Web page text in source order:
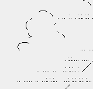
｀ヽ
, ⌒ヽ . .. :.
（ '
ゝ ｀ヽ ／
(⌒ ... ....
.:.:.... ....
.. .... ..
.. ..... ..